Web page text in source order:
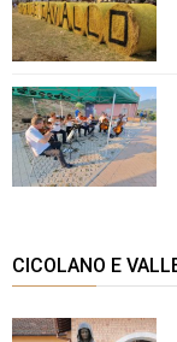
CICOLANO E